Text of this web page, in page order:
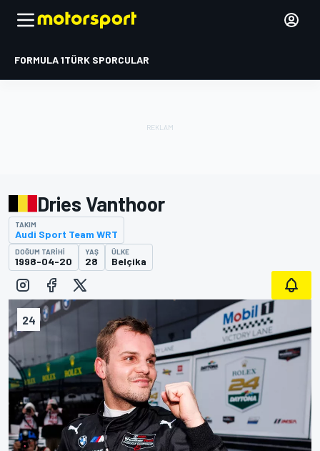
FORMULA 1TÜRK SPORCULAR
24
Dries Vanthoor
TAKIM
Audi Sport Team WRT
DOĞUM TARIHI
1998-04-20
YAŞ
28
ÜLKE
Belçika